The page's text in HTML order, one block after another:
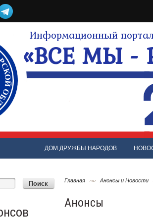
Информационный
«ВСЕ МЫ -
ДОМ ДРУЖБЫ НАРОДОВ
Главная Анонсы и Новости
Анонсы